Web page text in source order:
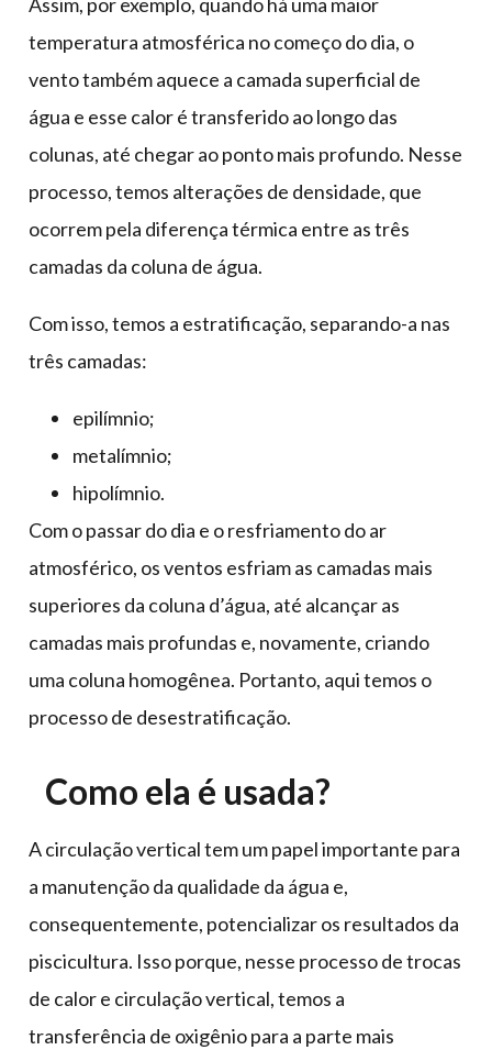
Assim, por exemplo, quando há uma maior
temperatura atmosférica no começo do dia, o
vento também aquece a camada superficial de
água e esse calor é transferido ao longo das
colunas, até chegar ao ponto mais profundo. Nesse
processo, temos alterações de densidade, que
ocorrem pela diferença térmica entre as três
camadas da coluna de água.
Com isso, temos a estratificação, separando-a nas
três camadas:
epilímnio;
metalímnio;
hipolímnio.
Com o passar do dia e o resfriamento do ar
atmosférico, os ventos esfriam as camadas mais
superiores da coluna d’água, até alcançar as
camadas mais profundas e, novamente, criando
uma coluna homogênea. Portanto, aqui temos o
processo de desestratificação.
Como ela é usada?
A circulação vertical tem um papel importante para
a manutenção da qualidade da água e,
consequentemente, potencializar os resultados da
piscicultura. Isso porque, nesse processo de trocas
de calor e circulação vertical, temos a
transferência de oxigênio para a parte mais